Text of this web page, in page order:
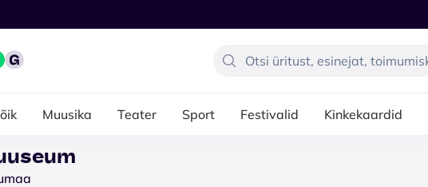
Muusika Teater Sport Festivalid Kinkekaardid